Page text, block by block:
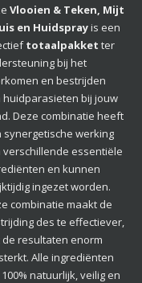
Vlooien & Teken, Mijt
en Huidsprayis een
totaalpakket ter
bij het
en bestrijden
huidparasieten bij jouw
Deze combinatie heeft
synergetische werking
verschillende essentiële
en kunnen
ingezet worden.
combinatie maakt de
des te effectiever,
de resultaten enorm
Alle ingrediënten
natuurlijk, veilig en